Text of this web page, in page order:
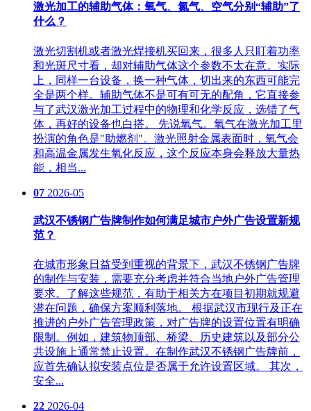
激光加工的辅助气体：氧气、氮气、空气分别“辅助”了
什么？
激光切割机或者激光焊接机买回来，很多人只盯着功率
和光斑尺寸看，却对辅助气体这个参数不太在意。实际
上，同样一台设备，换一种气体，切出来的东西可能完
全是两个样。辅助气体不是可有可无的配角，它直接参
与了武汉激光加工过程中的物理和化学反应，选错了气
体，再好的设备也白搭。 先说氧气。氧气在激光加工里
扮演的角色是"助燃剂"。激光照射金属表面时，氧气会
和高温金属发生氧化反应，这个反应本身会释放大量热
能，相当...
07 2026-05
武汉不锈钢广告牌制作如何满足城市户外广告设置新规
范？
在城市形象日益受到重视的背景下，武汉不锈钢广告牌
的制作与安装，需要充分考虑并符合当地户外广告管理
要求。了解这些规范，有助于相关方在项目初期就规避
潜在问题，确保方案顺利落地。 根据武汉市现行及正在
推进的户外广告管理政策，对广告牌的设置位置有明确
限制。例如，建筑物顶部、桥梁、历史建筑以及部分公
共设施上通常禁止设置。在制作武汉不锈钢广告牌前，
应首先确认拟安装点位是否属于允许设置区域。 其次，
安全...
22 2026-04